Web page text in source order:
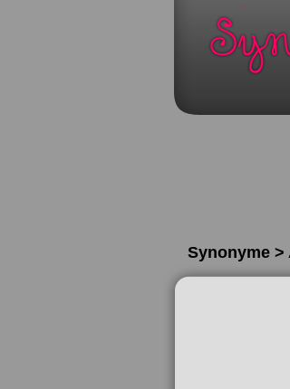
Synonyme >